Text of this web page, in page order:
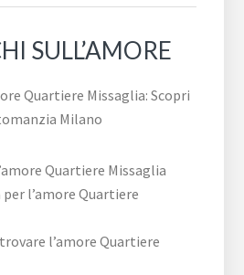
SULL’AMORE
Quartiere Missaglia
l’amore Quartiere
l’amore Quartiere